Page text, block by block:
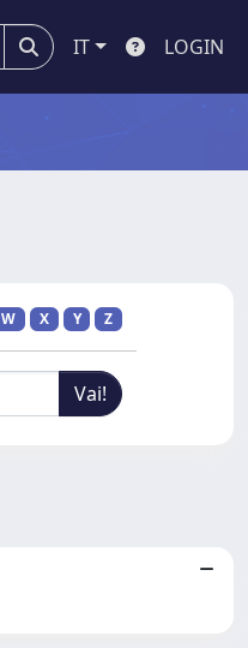
IT LOGIN
W X Y Z